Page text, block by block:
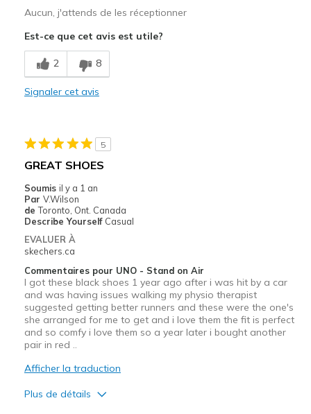
Aucun, j'attends de les réceptionner
Est-ce que cet avis est utile?
2 8
Signaler cet avis
5
GREAT SHOES
Soumis il y a 1 an
Par V.Wilson
de Toronto, Ont. Canada
Describe Yourself Casual
EVALUER À
skechers.ca
Commentaires pour UNO - Stand on Air
I got these black shoes 1 year ago after i was hit by a car
and was having issues walking my physio therapist
suggested getting better runners and these were the one's
she arranged for me to get and i love them the fit is perfect
and so comfy i love them so a year later i bought another
pair in red ..
Afficher la traduction
Plus de détails